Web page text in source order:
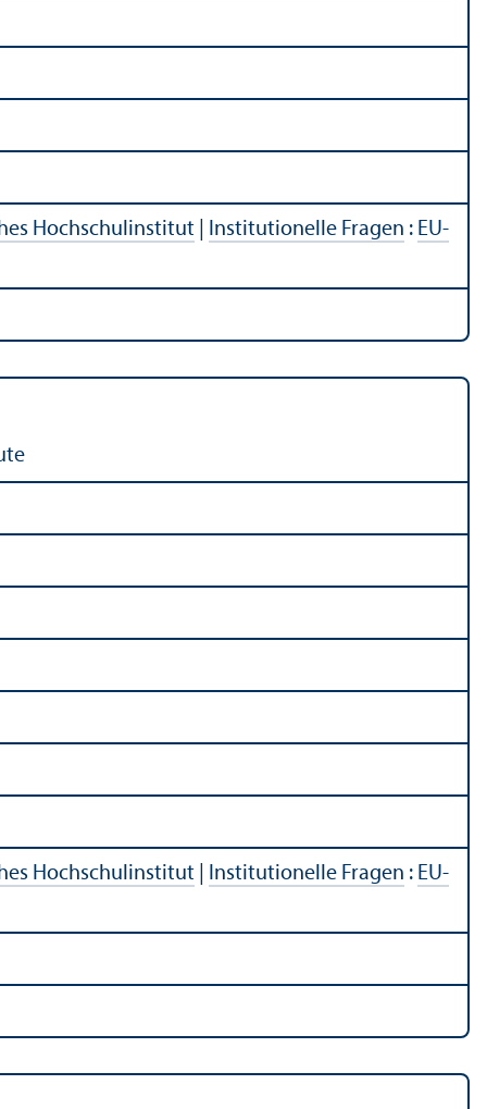
Hochschul­institut Institutionelle Fragen : EU-
Hochschul­institut Institutionelle Fragen : EU-